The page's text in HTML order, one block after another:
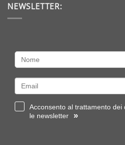
oro?
Scegli
NEWSLETTER:
Acconsento al trattamento dei
le newsletter
»